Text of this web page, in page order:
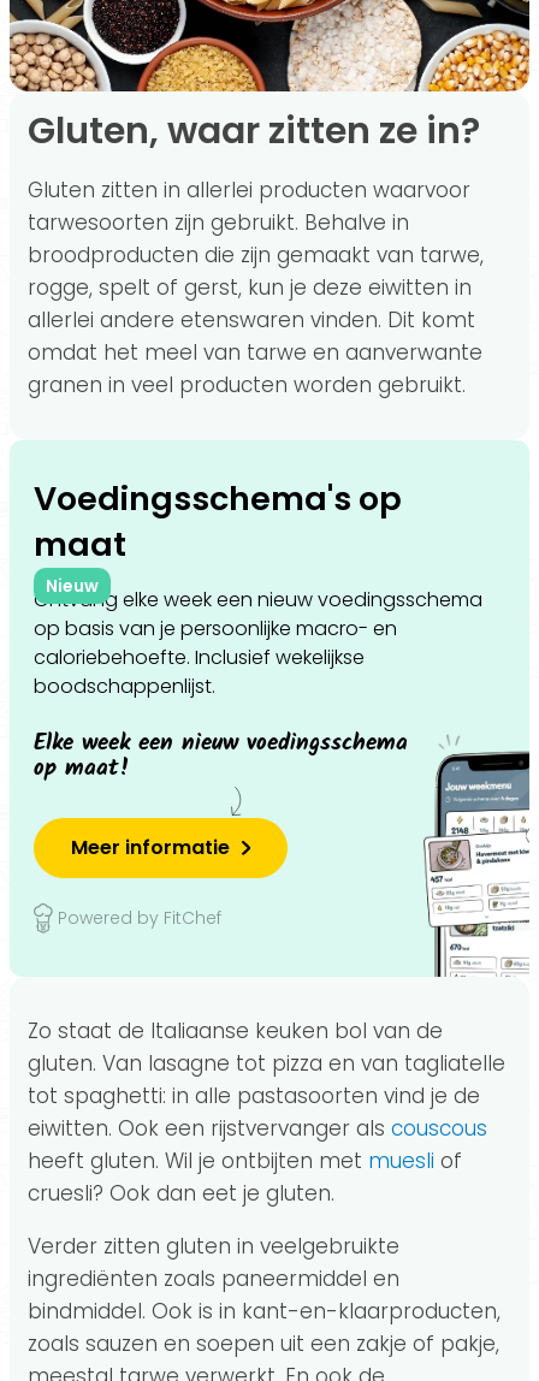
Gluten, waar zitten ze in?
Gluten zitten in allerlei producten waarvoor
tarwesoorten zijn gebruikt. Behalve in
broodproducten die zijn gemaakt van tarwe,
rogge, spelt of gerst, kun je deze eiwitten in
allerlei andere etenswaren vinden. Dit komt
omdat het meel van tarwe en aanverwante
granen in veel producten worden gebruikt.
Voedingsschema's op
maat
Nieuw
Ontvang elke week een nieuw voedingsschema
op basis van je persoonlijke macro- en
caloriebehoefte. Inclusief wekelijkse
boodschappenlijst.
Elke week een nieuw voedingsschema
op maat!
Meer informatie
Powered by FitChef
Zo staat de Italiaanse keuken bol van de
gluten. Van lasagne tot pizza en van tagliatelle
tot spaghetti: in alle pastasoorten vind je de
eiwitten. Ook een rijstvervanger als couscous
heeft gluten. Wil je ontbijten met muesli of
cruesli? Ook dan eet je gluten.
Verder zitten gluten in veelgebruikte
ingrediënten zoals paneermiddel en
bindmiddel. Ook is in kant-en-klaarproducten,
zoals sauzen en soepen uit een zakje of pakje,